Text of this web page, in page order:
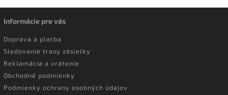
Informácie pre vás
Doprava a platba
Sledovanie trasy zásielky
Reklamácia a vrátenie
Obchodné podmienky
Podmienky ochrany osobných údajov